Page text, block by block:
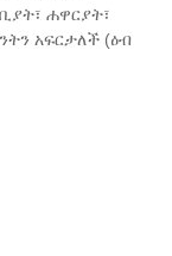
ሐዋርያት፣
አፍርታለች (ዕብ